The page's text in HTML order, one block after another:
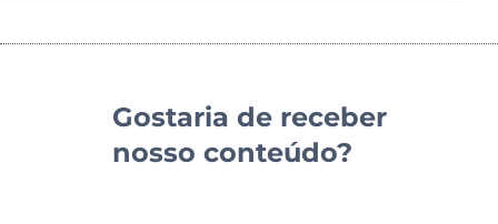
Gostaria de receber
nosso conteúdo?